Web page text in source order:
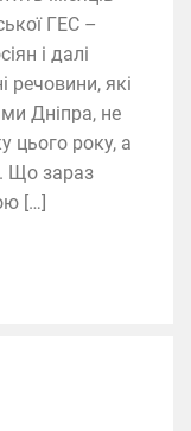
ГЕС –
і далі
речовини, які
Дніпра, не
цього року, а
Що зараз
[…]